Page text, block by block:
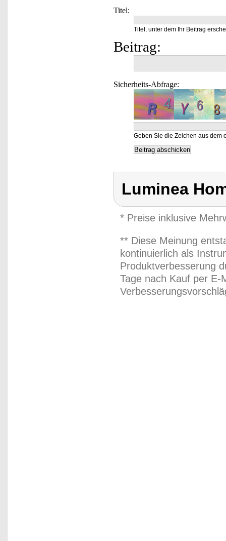
Titel:
Titel, unter dem Ihr Beitrag
Beitrag:
Sicherheits-Abfrage:
Geben Sie die Zeichen aus dem
Luminea
* Preise inklusive
** Diese Meinung
kontinuierlich als
Produktverbesserung
Tage nach Kauf per E-